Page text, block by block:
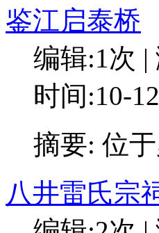
鉴江启泰桥
编辑:1次 |
时间:10-
摘要: 位
八井雷氏宗